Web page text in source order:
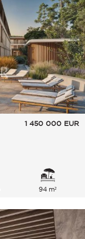
1 450 000 EUR
94 m²